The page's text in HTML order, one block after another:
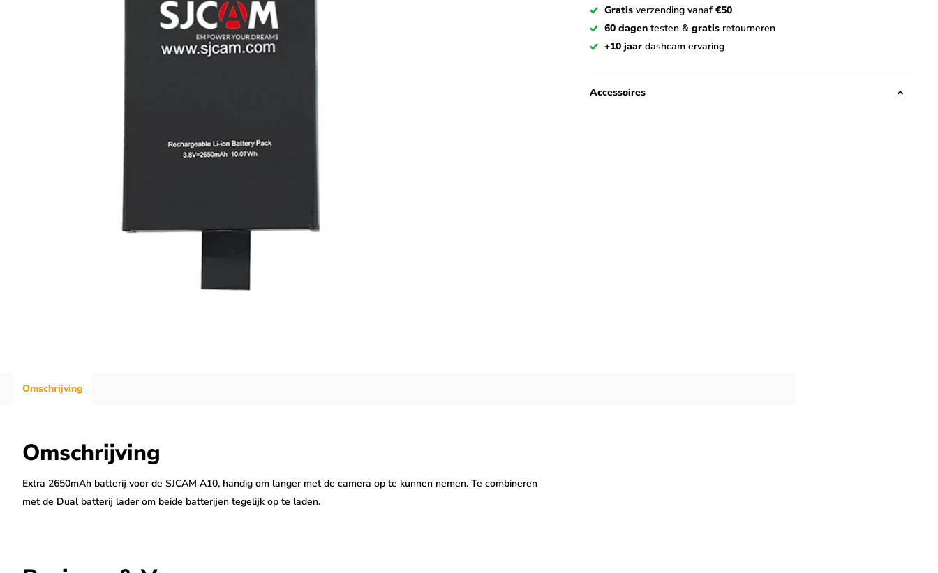
Omschrijving
Omschrijving
Extra 2650mAh batterij voor de SJCAM A10, handig om langer met de camera op te kunnen nemen. Te combineren
met de Dual batterij lader om beide batterijen tegelijk op te laden.
Gratis verzending vanaf €50
60 dagen testen & gratis retourneren
+10 jaar dashcam ervaring
Accessoires